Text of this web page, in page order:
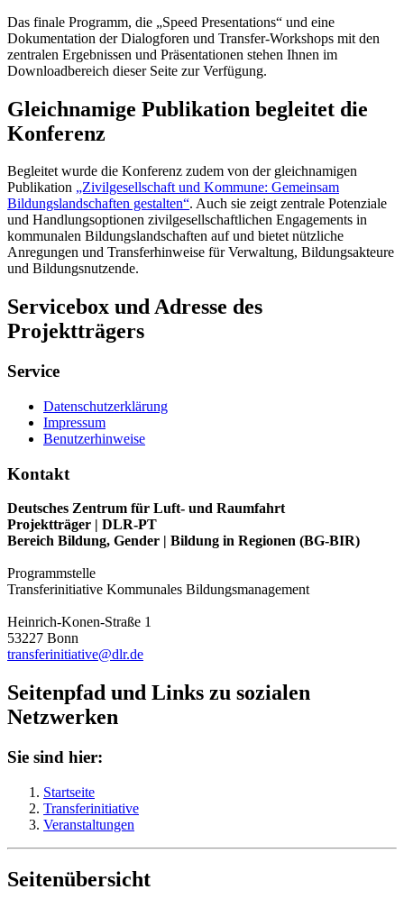
Das finale Programm, die „Speed Presentations“ und eine
Dokumentation der Dialogforen und Transfer-Workshops mit den
zentralen Ergebnissen und Präsentationen stehen Ihnen im
Downloadbereich dieser Seite zur Verfügung.
Gleichnamige Publikation begleitet die
Konferenz
Begleitet wurde die Konferenz zudem von der gleichnamigen
Publikation „Zivilgesellschaft und Kommune: Gemeinsam
Bildungslandschaften gestalten“. Auch sie zeigt zentrale Potenziale
und Handlungsoptionen zivilgesellschaftlichen Engagements in
kommunalen Bildungslandschaften auf und bietet nützliche
Anregungen und Transferhinweise für Verwaltung, Bildungsakteure
und Bildungsnutzende.
Servicebox und Adresse des
Projektträgers
Service
Datenschutzerklärung
Impressum
Benutzerhinweise
Kontakt
Deutsches Zentrum für Luft- und Raumfahrt
Projektträger | DLR-PT
Bereich Bildung, Gender | Bildung in Regionen (BG-BIR)
Programmstelle
Transferinitiative Kommunales Bildungsmanagement
Heinrich-Konen-Straße 1
53227 Bonn
transferinitiative@dlr.de
Seitenpfad und Links zu sozialen
Netzwerken
Sie sind hier:
Startseite
Transferinitiative
Veranstaltungen
Seitenübersicht